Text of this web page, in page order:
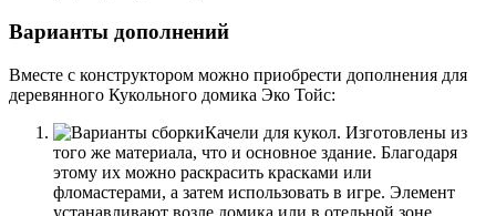
Варианты дополнений
Вместе с конструктором можно приобрести дополнения для
деревянного Кукольного домика Эко Тойс:
Качели для кукол. Изготовлены из
того же материала, что и основное здание. Благодаря
этому их можно раскрасить красками или
фломастерами, а затем использовать в игре. Элемент
устанавливают возле домика или в отельной зоне